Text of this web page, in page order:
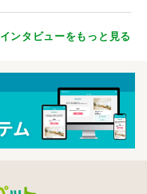
インタビューをもっと見る